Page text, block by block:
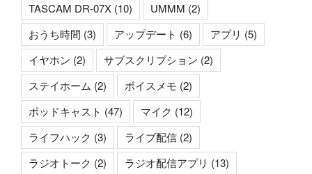
TASCAM DR-07X (10) UMMM (2)
おうち時間 (3) アップデート (6) アプリ (5)
イヤホン (2) サブスクリプション (2)
ステイホーム (2) ボイスメモ (2)
ポッドキャスト (47) マイク (12)
ライフハック (3) ライブ配信 (2)
ラジオトーク (2) ラジオ配信アプリ (13)